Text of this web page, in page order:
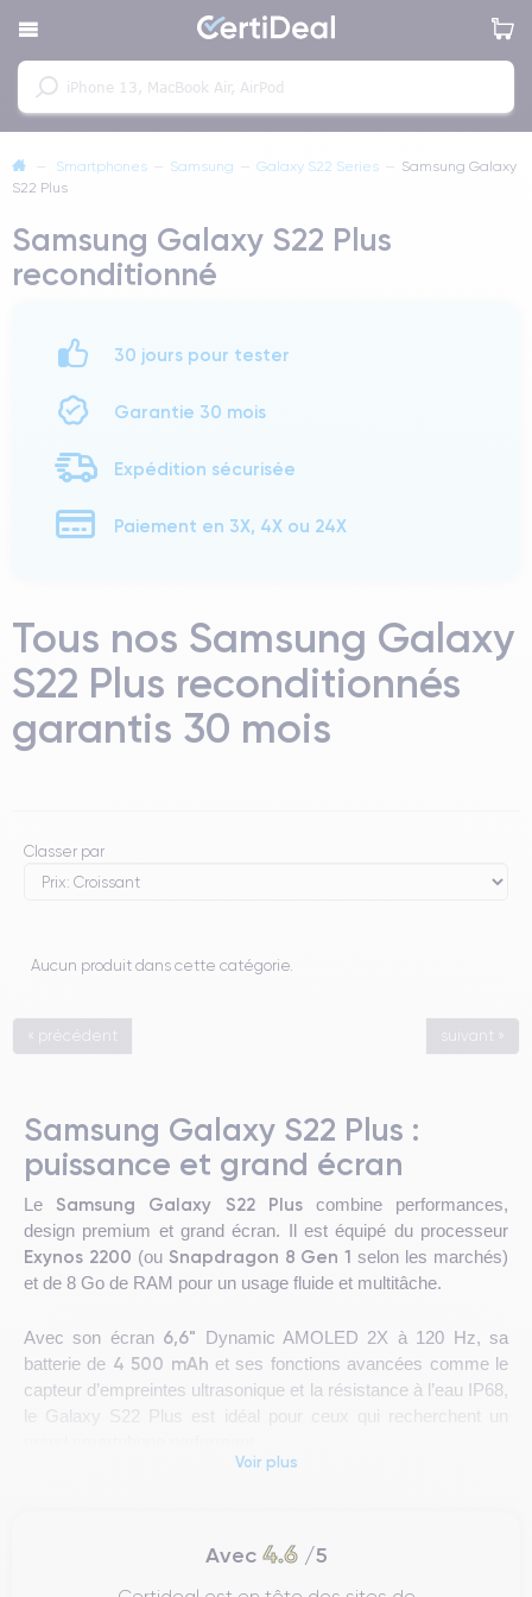
— Smartphones Samsung Galaxy S22 Series —
Samsung Galaxy
S22 Plus
Samsung Galaxy S22 Plus
reconditionné
30 jours pour tester
Garantie 30 mois
Expédition sécurisée
Paiement en 3X, 4X ou 24X
Tous nos Samsung Galaxy
S22 Plus reconditionnés
garantis 30 mois
Classer par
Aucun produit dans cette catégorie.
« précédent suivant »
Samsung Galaxy S22 Plus :
puissance et grand écran
Le Samsung Galaxy S22 Pluscombine performances,
design premium et grand écran. Il est équipé du processeur
Exynos 2200 (ou Snapdragon 8 Gen 1 selon les marchés)
et de 8 Go de RAM pour un usage fluide et multitâche.
Avec son écran 6,6" Dynamic AMOLED 2X à 120 Hz, sa
batterie de 4 500 mAh et ses fonctions avancées comme le
capteur d’empreintes ultrasonique et la résistance à l’eau IP68,
le Galaxy S22 Plus est idéal pour ceux qui recherchent un
Design du Galaxy S22 Plus
Voir plus
Avec 4.6/5